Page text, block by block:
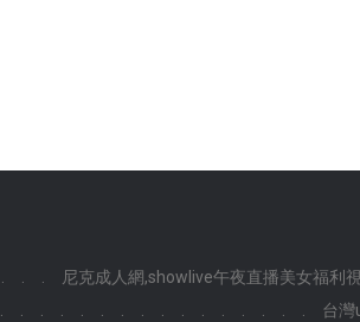
尼克成人網,showlive午夜直播美女福利
台灣